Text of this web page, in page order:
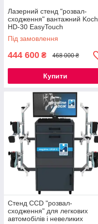
Лазерний стенд "розвал-
сходження" вантажний Koch
HD-30 EasyTouch
Під замовлення
444 600 ₴ 468 000 ₴
Купити
Стенд CCD "розвал-
сходження" для легкових
автомобілів і невеликих